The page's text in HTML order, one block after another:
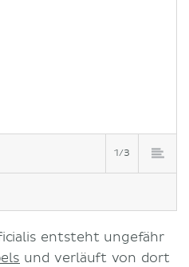
1/3
entsteht ungefähr
und verläuft von dort